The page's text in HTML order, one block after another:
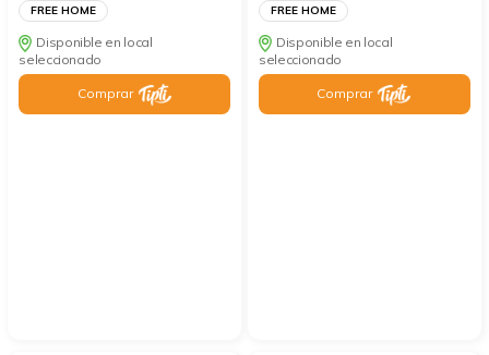
FREE HOME
Disponible en local
seleccionado
Comprar
FREE HOME
Disponible en local
seleccionado
Comprar